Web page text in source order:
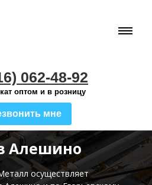
062-48-92
оптом и в розницу
мне
Алешино
осуществляет